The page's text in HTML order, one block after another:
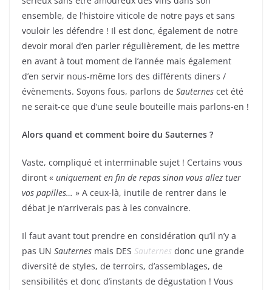
ensemble, de l’histoire viticole de notre pays et sans
vouloir les défendre ! Il est donc, également de notre
devoir moral d’en parler régulièrement, de les mettre
en avant à tout moment de l’année mais également
d’en servir nous-même lors des différents diners /
évènements. Soyons fous, parlons de Sauternes cet été
ne serait-ce que d’une seule bouteille mais parlons-en !
Alors quand et comment boire du Sauternes ?
Vaste, compliqué et interminable sujet ! Certains vous
diront « uniquement en fin de repas sinon vous allez tuer
vos papilles… » A ceux-là, inutile de rentrer dans le
débat je n’arriverais pas à les convaincre.
Il faut avant tout prendre en considération qu’il n’y a
pas UN Sauternes mais DES Sauternes donc une grande
diversité de styles, de terroirs, d’assemblages, de
sensibilités et donc d’instants de dégustation ! Vous